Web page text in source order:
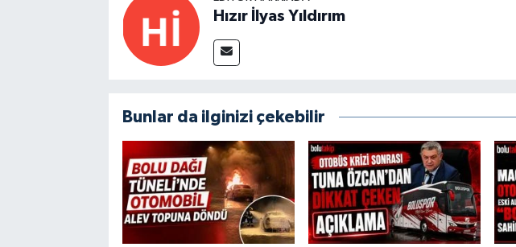
Hızır İlyas Yıldırım
Bunlar da ilginizi çekebilir